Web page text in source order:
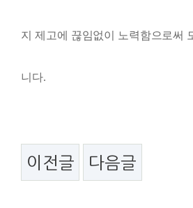
지 제고에 끊임없이 노력함으로써
니다.
이전글 다음글